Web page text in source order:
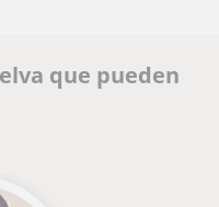
que pueden